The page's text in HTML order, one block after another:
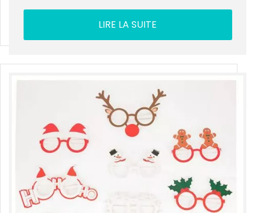
LIRE LA SUITE